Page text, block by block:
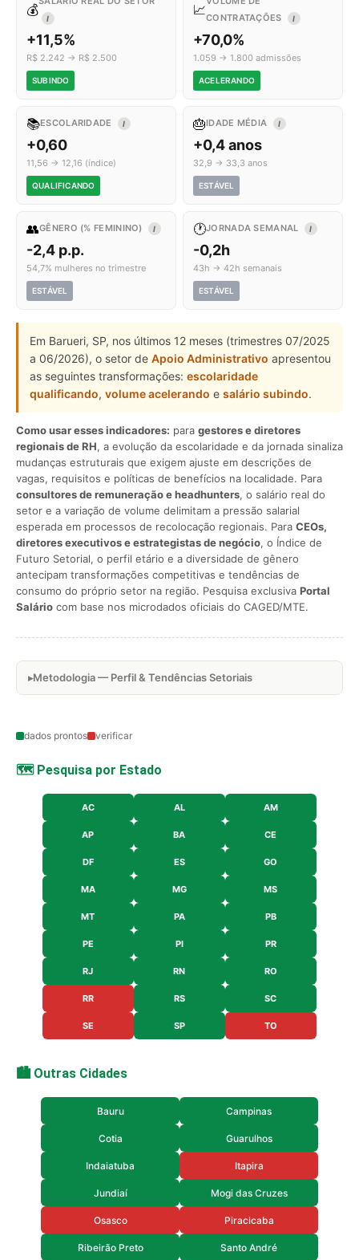
💰
I
+11,5%
R$ 2.242 → R$ 2.500
SUBINDO
📈CONTRATAÇÕES
I
+70,0%
1.059 → 1.800 admissões
ACELERANDO
📚ESCOLARIDADE I
+0,60
11,56 → 12,16 (índice)
QUALIFICANDO
🎂IDADE MÉDIA I
+0,4 anos
32,9 → 33,3 anos
ESTÁVEL
👥GÊNERO (% FEMININO) I
-2,4 p.p.
54,7% mulheres no trimestre
ESTÁVEL
🕐JORNADA SEMANAL I
-0,2h
43h → 42h semanais
ESTÁVEL
Em Barueri, SP, nos últimos 12 meses (trimestres 07/2025
a 06/2026), o setor de Apoio Administrativo apresentou
as seguintes transformações: escolaridade
qualificando, volume acelerando e salário subindo.
Como usar esses indicadores: para gestores e diretores
regionais de RH, a evolução da escolaridade e da jornada sinaliza
mudanças estruturais que exigem ajuste em descrições de
vagas, requisitos e políticas de benefícios na localidade. Para
consultores de remuneração e headhunters, o salário real do
setor e a variação de volume delimitam a pressão salarial
esperada em processos de recolocação regionais. Para CEOs,
diretores executivos e estrategistas de negócio, o Índice de
Futuro Setorial, o perfil etário e a diversidade de gênero
antecipam transformações competitivas e tendências de
consumo do próprio setor na região. Pesquisa exclusiva Portal
Salário com base nos microdados oficiais do CAGED/MTE.
Metodologia — Perfil & Tendências Setoriais
dados prontos verificar
🗺️ Pesquisa por Estado
AC AL AM
AP BA CE
DF ES GO
MA MG MS
MT PA PB
PE PI PR
RJ RN RO
RR RS SC
SE SP TO
🏙️ Outras Cidades
Bauru Campinas
Cotia Guarulhos
Indaiatuba Itapira
Jundiaí Mogi das Cruzes
Osasco Piracicaba
Ribeirão Preto Santo André